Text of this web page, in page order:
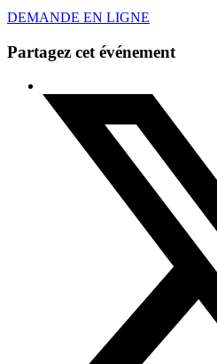
DEMANDE EN LIGNE
Partagez cet événement